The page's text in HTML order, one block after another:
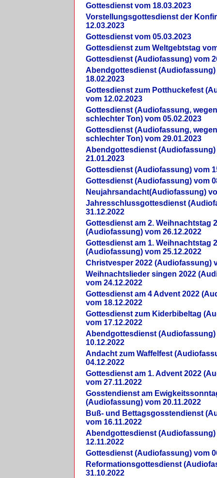
Gottesdienst vom 18.03.2023
Vorstellungsgottesdienst der
12.03.2023
Gottesdienst vom 05.03.2023
Gottesdienst zum Weltgebtstag
Gottesdienst (Audiofassung) vom
Abendgottesdienst (Audiofassung)
18.02.2023
Gottesdienst zum Potthuckefest
vom 12.02.2023
Gottesdienst (Audiofassung,
schlechter Ton) vom 05.02.2023
Gottesdienst (Audiofassung,
schlechter Ton) vom 29.01.2023
Abendgottesdienst (Audiofassung)
21.01.2023
Gottesdienst (Audiofassung) vom
Gottesdienst (Audiofassung) vom
Neujahrsandacht(Audiofassung)
Jahresschlussgottesdienst
31.12.2022
Gottesdienst am 2. Weihnachtstag
(Audiofassung) vom 26.12.2022
Gottesdienst am 1. Weihnachtstag
(Audiofassung) vom 25.12.2022
Christvesper 2022 (Audiofassung)
Weihnachtslieder singen 2022
vom 24.12.2022
Gottesdienst am 4 Advent 2022
vom 18.12.2022
Gottesdienst zum Kiderbibeltag
vom 17.12.2022
Abendgottesdienst (Audiofassung)
10.12.2022
Andacht zum Waffelfest
04.12.2022
Gottesdienst am 1. Advent 2022
vom 27.11.2022
Gosstendienst am
(Audiofassung) vom 20.11.2022
Buß- und Bettagsgosstendienst
vom 16.11.2022
Abendgottesdienst (Audiofassung)
12.11.2022
Gottesdienst (Audiofassung) vom
Reformationsgottesdienst
31.10.2022